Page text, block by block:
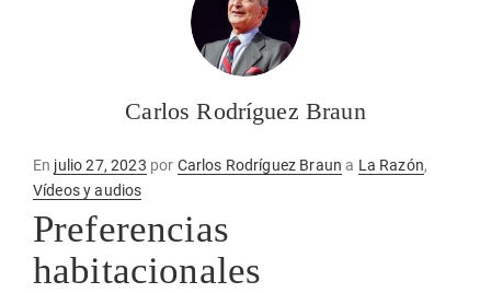
Carlos Rodríguez Braun
En Publicado
en
julio 27, 2023 por Carlos Rodríguez Braun a La Razón,
Vídeos y audios
Preferencias
habitacionales